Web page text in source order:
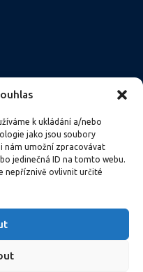
k ukládání a/nebo
jako jsou soubory
nám umožní zpracovávat
jedinečná ID na tomto webu.
nepříznivě ovlivnit určité
Kostelní 457, příspěvková